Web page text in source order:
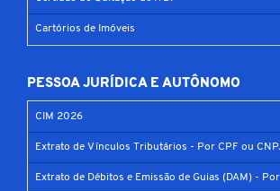
Cartórios de Imóveis
PESSOA JURÍDICA E AUTÔNOMO
CIM 2026
Extrato de Vínculos Tributários - Por CPF ou
Extrato de Débitos e Emissão de Guias (DAM) -